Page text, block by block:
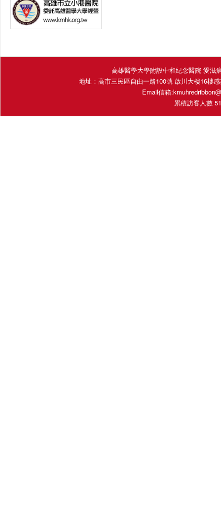
高雄醫學大學附設中和紀念醫院-愛滋
地址：高市三民區自由一路100號 啟川大樓16樓
Email信箱:
累積訪客人數